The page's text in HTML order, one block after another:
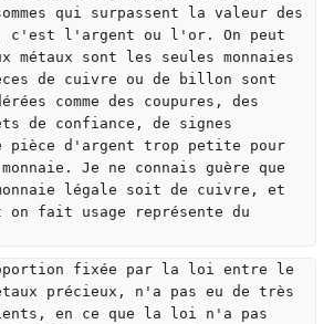
qui surpassent la valeur des
c'est l'argent ou l'or. On peut
métaux sont les seules monnaies
de cuivre ou de billon sont
comme des coupures, des
de confiance, de signes
pièce d'argent trop petite pour
Je ne connais guère que
légale soit de cuivre, et
fait usage représente du
fixée par la loi entre le
précieux, n'a pas eu de très
en ce que la loi n'a pas